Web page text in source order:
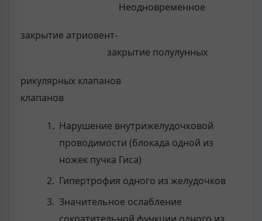
Неодновременное
закрытие атриовент-
закрытие полулун­ных
рикулярных клапанов
клапанов
Нарушение внутрижелудочковой
проводимости (блокада одной из
ножек пучка Гиса)
Гипертрофия одного из желудочков
Значительное ослабление